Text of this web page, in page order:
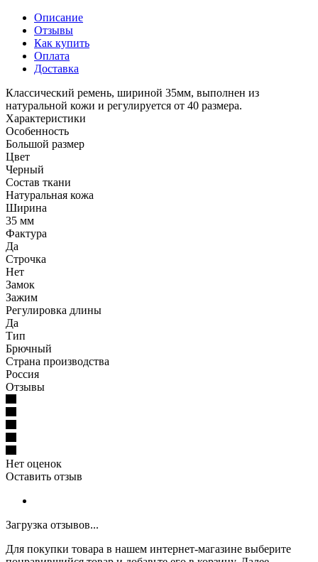
Описание
Отзывы
Как купить
Оплата
Доставка
Классический ремень, шириной 35мм, выполнен из
натуральной кожи и регулируется от 40 размера.
Характеристики
Особенность
Большой размер
Цвет
Черный
Состав ткани
Натуральная кожа
Ширина
35 мм
Фактура
Да
Строчка
Нет
Замок
Зажим
Регулировка длины
Да
Тип
Брючный
Страна производства
Россия
Отзывы
Нет оценок
Оставить отзыв
Загрузка отзывов...
Для покупки товара в нашем интернет-магазине выберите